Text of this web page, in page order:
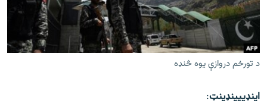
اړیکه
دري پاڼه
Azadi English
راسره ملګري شئ
د تورخم دروازې یوه څنډه
اینډیپینډینټ: